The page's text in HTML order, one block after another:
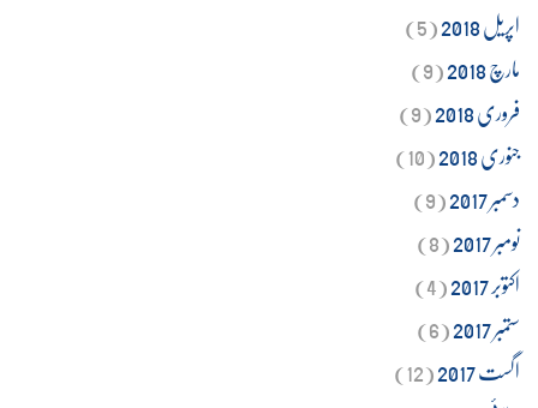
اپریل 2018
(5)
مارچ 2018
(9)
فروری 2018
(9)
جنوری 2018
(10)
دسمبر 2017
(9)
نومبر 2017
(8)
اکتوبر 2017
(4)
ستمبر 2017
(6)
اگست 2017
(12)